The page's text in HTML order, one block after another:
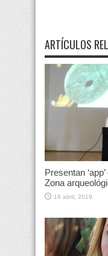
ARTÍCULOS
Presentan
Zona
16 abril, 2019